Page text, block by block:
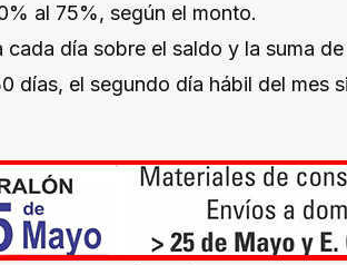
al 75%, según el monto.
cada día sobre el saldo y la suma
días, el segundo día hábil del mes